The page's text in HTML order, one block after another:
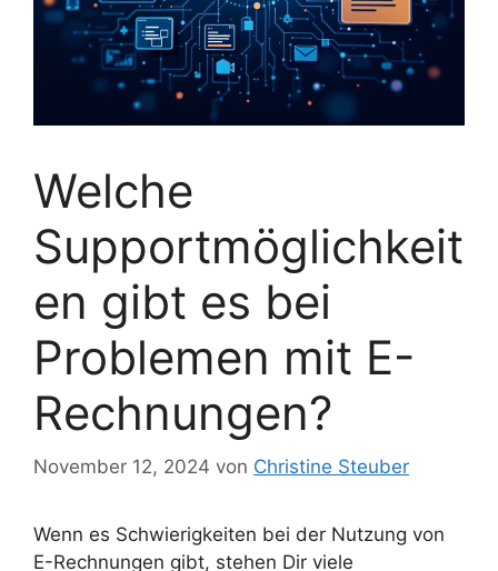
Welche
Supportmöglichkeit
en gibt es bei
Problemen mit E-
Rechnungen?
November 12, 2024 von Christine Steuber
Wenn es Schwierigkeiten bei der Nutzung von
E-Rechnungen gibt, stehen Dir viele